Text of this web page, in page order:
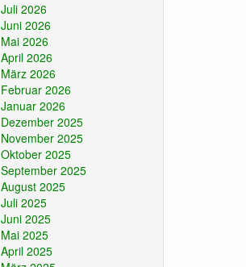
Juli 2026
Juni 2026
Mai 2026
April 2026
März 2026
Februar 2026
Januar 2026
Dezember 2025
November 2025
Oktober 2025
September 2025
August 2025
Juli 2025
Juni 2025
Mai 2025
April 2025